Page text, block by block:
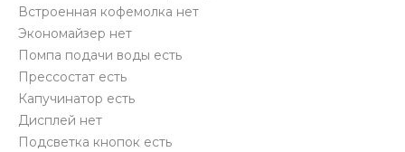
Встроенная кофемолка нет
Экономайзер нет
Помпа подачи воды есть
Прессостат есть
Капучинатор есть
Дисплей нет
Подсветка кнопок есть